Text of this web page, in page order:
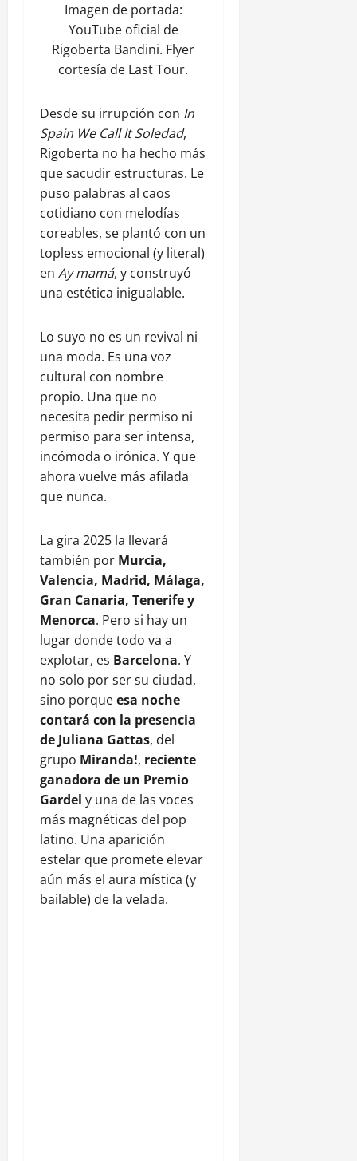
Imagen de portada:
YouTube oficial de
Rigoberta Bandini. Flyer
cortesía de Last Tour.
Desde su irrupción con In
Spain We Call It Soledad,
Rigoberta no ha hecho más
que sacudir estructuras. Le
puso palabras al caos
cotidiano con melodías
coreables, se plantó con un
topless emocional (y literal)
en Ay mamá, y construyó
una estética inigualable.
Lo suyo no es un revival ni
una moda. Es una voz
cultural con nombre
propio. Una que no
necesita pedir permiso ni
permiso para ser intensa,
incómoda o irónica. Y que
ahora vuelve más afilada
que nunca.
La gira 2025 la llevará
también por Murcia,
Valencia, Madrid, Málaga,
Gran Canaria, Tenerife y
Menorca. Pero si hay un
lugar donde todo va a
explotar, es Barcelona. Y
no solo por ser su ciudad,
sino porqueesa noche
contará con la presencia
de Juliana Gattas, del
grupo Miranda!, reciente
ganadora de un Premio
Gardel y una de las voces
más magnéticas del pop
latino. Una aparición
estelar que promete elevar
aún más el aura mística (y
bailable) de la velada.